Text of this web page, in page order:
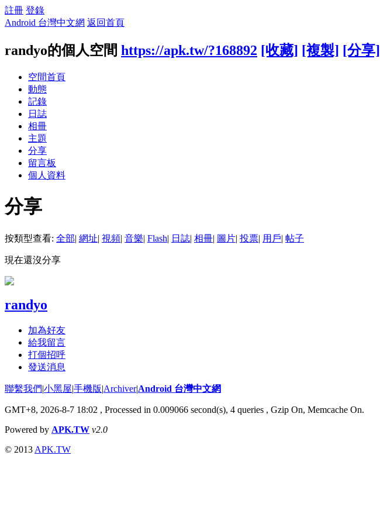
註冊 登錄
Android 台灣中文網 返回首頁
randyo的個人空間 https://apk.tw/?168892 [收藏] [複製] [分享]
空間首頁
動態
記錄
日誌
相冊
主題
分享
留言板
個人資料
分享
按類型查看: 全部| 網址| 視頻| 音樂| Flash| 日誌| 相冊| 圖片| 投票| 用戶| 帖子
現在還沒分享
randyo
加為好友
給我留言
打個招呼
發送消息
聯繫我們|小黑屋|手機版|Archiver|Android 台灣中文網
GMT+8, 2026-8-7 18:02 , Processed in 0.009066 second(s), 4 queries , Gzip On, Memcache On.
Powered by APK.TW v2.0
© 2013 APK.TW